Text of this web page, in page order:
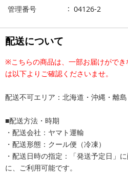
管理番号
04126-2
配送について
※こちらの商品は、一部お届けがで
は以下よりご確認くださいませ。
配送不可エリア：北海道・沖縄・離島
■配送方法・時期
・配送会社：ヤマト運輸
・配送形態：クール便（冷凍）
・配送日時の指定：「発送予定日」
に、ご利用可能です。